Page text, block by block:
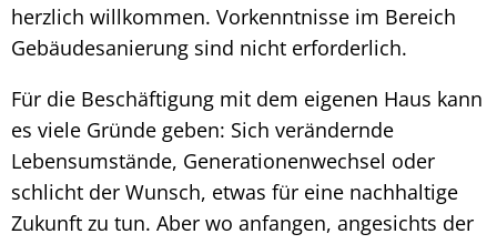
herzlich willkommen. Vorkenntnisse im Bereich
Gebäudesanierung sind nicht erforderlich.
Für die Beschäftigung mit dem eigenen Haus kann
es viele Gründe geben: Sich verändernde
Lebensumstände, Generationenwechsel oder
schlicht der Wunsch, etwas für eine nachhaltige
Zukunft zu tun. Aber wo anfangen, angesichts der